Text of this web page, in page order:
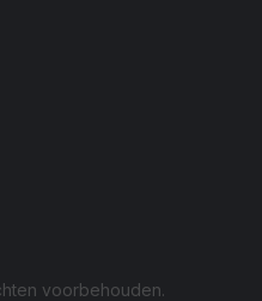
voorbehouden.